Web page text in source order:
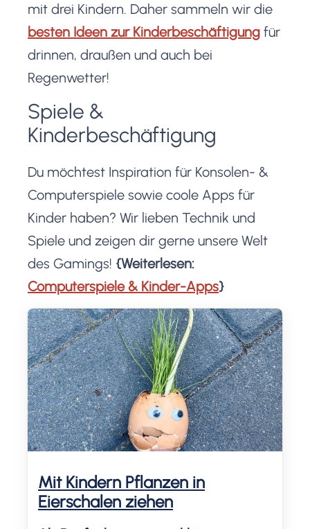
mit drei Kindern. Daher sammeln wir die
besten Ideen zur Kinderbeschäftigung für
drinnen, draußen und auch bei
Regenwetter!
Spiele &
Kinderbeschäftigung
Du möchtest Inspiration für Konsolen- &
Computerspiele sowie coole Apps für
Kinder haben? Wir lieben Technik und
Spiele und zeigen dir gerne unsere Welt
des Gamings! {Weiterlesen:
Computerspiele & Kinder-Apps}
Mit Kindern Pflanzen in
Eierschalen ziehen